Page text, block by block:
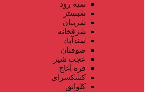
سیه رود
شبستر
شربیان
شرفخانه
شندآباد
صوفیان
عجب شیر
قره آغاج
کشکسرای
کلوانق